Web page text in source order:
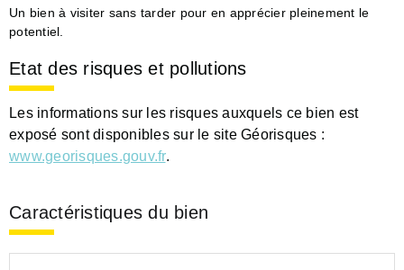
Un bien à visiter sans tarder pour en apprécier pleinement le
potentiel.
Etat des risques et pollutions
Les informations sur les risques auxquels ce bien est
exposé sont disponibles sur le site Géorisques :
www.georisques.gouv.fr.
Caractéristiques du bien